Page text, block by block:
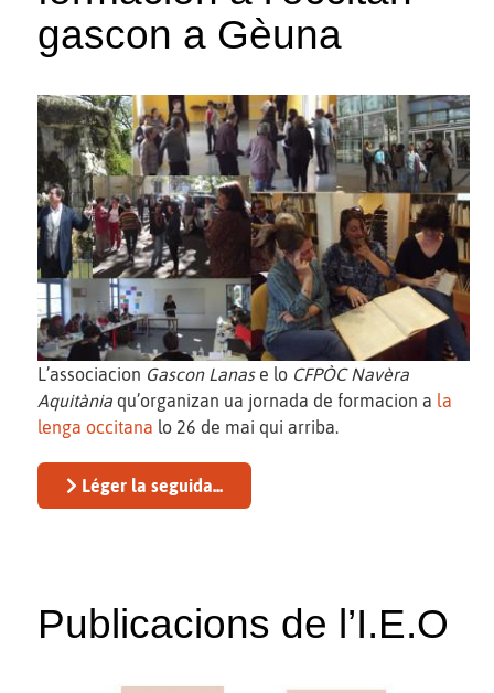
gascon a Gèuna
L’associacion Gascon Lanase lo CFPÒC Navèra
Aquitània qu’organizan ua jornada de formacion a la
lenga occitana lo 26 de mai qui arriba.
Léger la seguida...
Publicacions de l’I.E.O